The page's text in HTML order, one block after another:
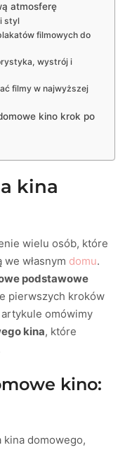
atmosferę
styl
filmowych do
wystrój i
filmy w najwyższej
kino krok po
kina
wielu osób, które
własnym domu.
podstawowe
pierwszych kroków
omówimy
kina, które
kino:
domowego,